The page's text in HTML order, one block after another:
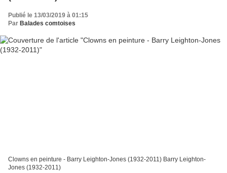
Publié le 13/03/2019 à 01:15
Par Balades comtoises
Clowns en peinture - Barry Leighton-Jones (1932-2011) Barry Leighton-
Jones (1932-2011)